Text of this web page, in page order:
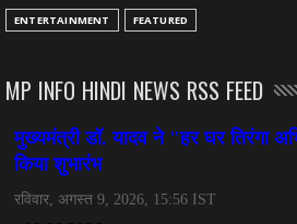
CHHATTISGARH
महादेव ऐप केस में बड़ा एक्शन, सौरभ
CHHATTISGARH
ENTERTAINMENT FEATURED
MP INFO HINDI NEWS RSS FEED